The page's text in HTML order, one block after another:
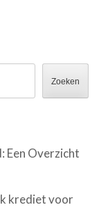
Zoeken
Een Overzicht
krediet voor